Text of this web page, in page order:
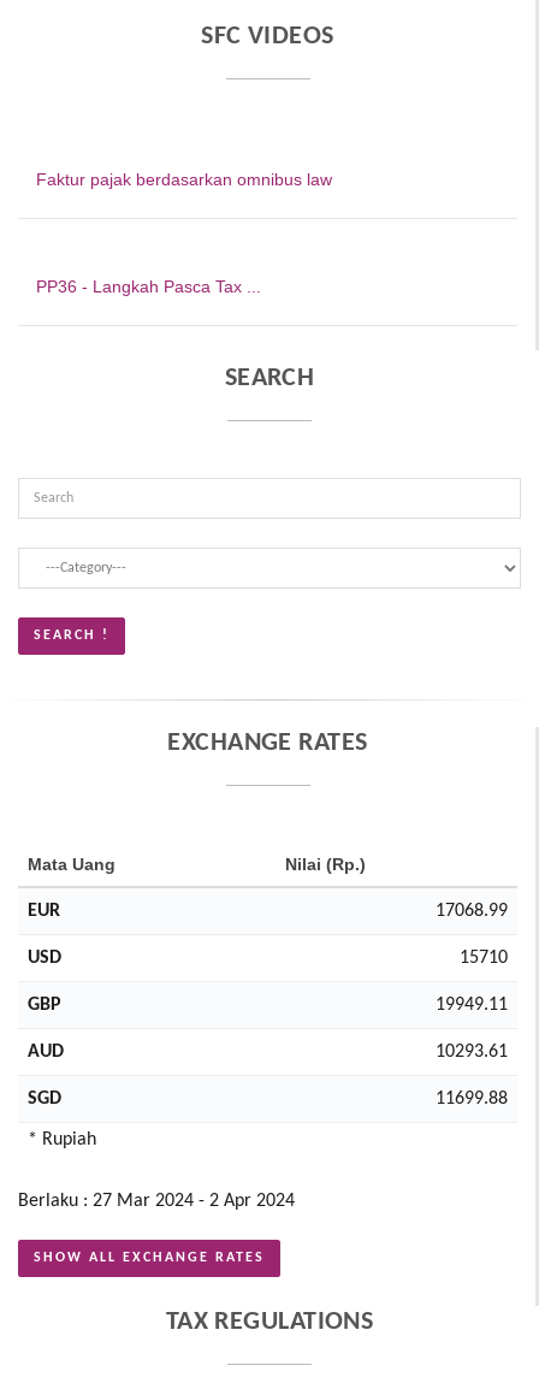
SFC VIDEOS
Faktur pajak berdasarkan omnibus law
PP36 - Langkah Pasca Tax ...
SEARCH
EXCHANGE RATES
Mata Uang Nilai (Rp.)
EUR 17068.99
USD 15710
GBP 19949.11
AUD 10293.61
SGD 11699.88
* Rupiah
Berlaku : 27 Mar 2024 - 2 Apr 2024
SHOW ALL EXCHANGE RATES
TAX REGULATIONS